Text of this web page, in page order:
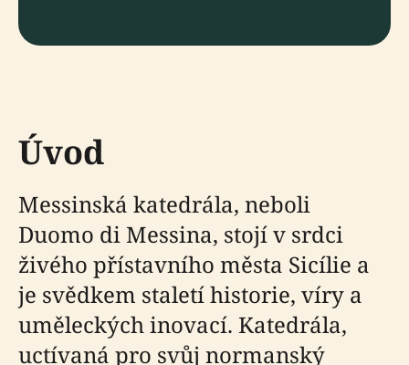
Úvod
Messinská katedrála, neboli
Duomo di Messina, stojí v srdci
živého přístavního města Sicílie a
je svědkem staletí historie, víry a
uměleckých inovací. Katedrála,
uctívaná pro svůj normanský